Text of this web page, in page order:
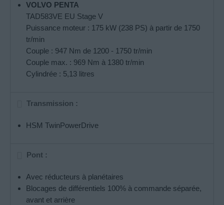
VOLVO PENTA
TAD583VE EU Stage V
Puissance moteur : 175 kW (238 PS) à partir de 1750
tr/min
Couple : 947 Nm de 1200 - 1750 tr/min
Couple max. : 969 Nm à 1380 tr/min
Cylindrée : 5,13 litres
Transmission :
HSM TwinPowerDrive
Pont :
Avec réducteurs à planétaires
Blocages de différentiels 100% à commande séparée,
avant et arrière